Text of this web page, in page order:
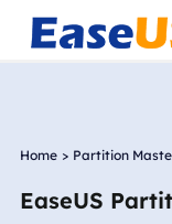
Home > Partition
EaseUS